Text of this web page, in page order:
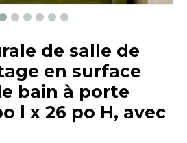
de salle de
en surface
bain à porte
l x 26 po H, avec